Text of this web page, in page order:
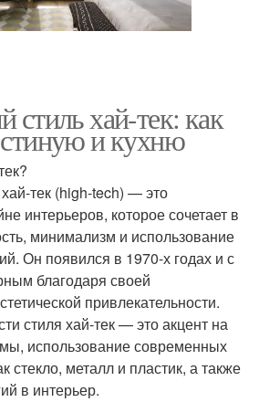
стиль хай-тек: как
и кухню
тек (high-tech) — это
интерьеров, которое сочетает в
минимализм и использование
Он появился в 1970-х годах и с
благодаря своей
привлекательности.
стиля хай-тек — это акцент на
использование современных
стекло, металл и пластик, а также
в интерьер.